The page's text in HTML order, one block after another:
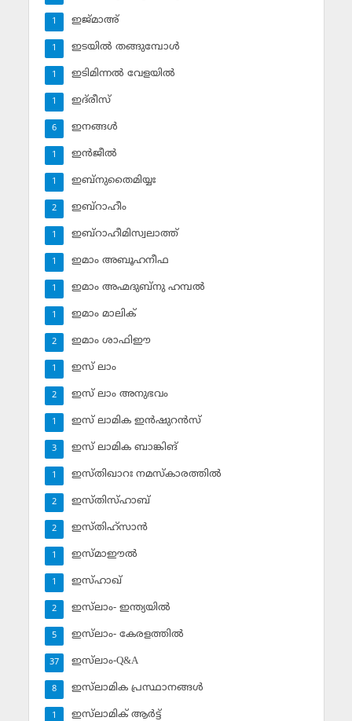
ഇജ്മാഅ്
1
ഇടയില്‍ തങ്ങുമ്പോള്‍
1
ഇടിമിന്നല്‍ വേളയില്‍
1
ഇദ്‌രീസ്‌
1
ഇനങ്ങള്‍
6
ഇന്‍ജീല്‍
1
ഇബ്‌നുതൈമിയ്യഃ
1
ഇബ്‌റാഹീം
2
ഇബ്‌റാഹീമിസ്വലാത്ത്
1
ഇമാം അബൂഹനീഫ
1
ഇമാം അഹ്മദുബ്‌നു ഹമ്പല്‍
1
ഇമാം മാലിക്
1
ഇമാം ശാഫിഈ
2
ഇസ് ലാം
1
ഇസ് ലാം അനുഭവം
2
ഇസ് ലാമിക ഇന്‍ഷുറന്‍സ്‌
1
ഇസ് ലാമിക ബാങ്കിങ്‌
3
ഇസ്തിഖാറഃ നമസ്‌കാരത്തില്‍
1
ഇസ്തിസ്ഹാബ്
2
ഇസ്തിഹ്‌സാന്‍
2
ഇസ്മാഈല്‍
1
ഇസ്ഹാഖ്‌
1
ഇസ്‌ലാം- ഇന്ത്യയില്‍
2
ഇസ്‌ലാം- കേരളത്തില്‍
5
ഇസ്‌ലാം-Q&A
37
ഇസ്‌ലാമിക പ്രസ്ഥാനങ്ങള്‍
8
ഇസ്‌ലാമിക് ആര്‍ട്ട്
1